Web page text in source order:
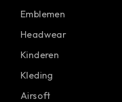
Emblemen
Headwear
Kinderen
Kleding
Airsoft